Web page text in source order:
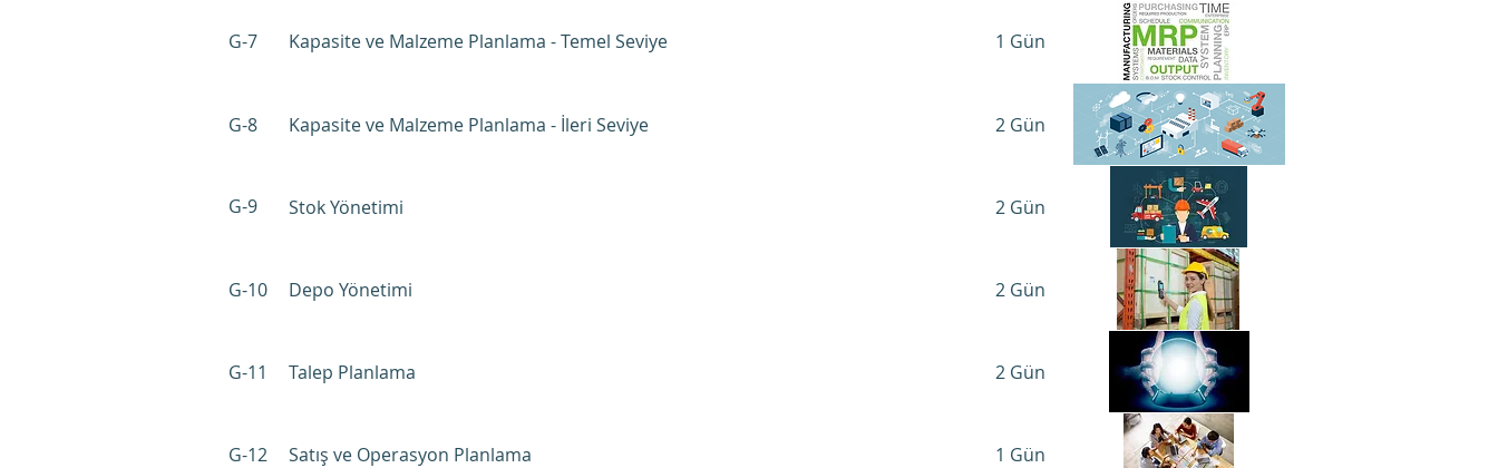
Kapasite ve Malzeme Planlama - Temel Seviye 1 Gün​
G-7
Kapasite ve Malzeme Planlama - İleri Seviye
G-8 2 Gün​
Stok Yönetimi 2 Gün​
G-9
Depo Yönetimi
G-10 2 Gün​
Talep Planlama 2 Gün​
G-11
Satış ve Operasyon Planlama
G-12 1 Gün​